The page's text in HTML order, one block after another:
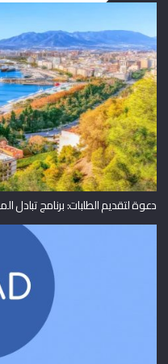
دعوة لتقديم الطلبات: برنامج تبادل